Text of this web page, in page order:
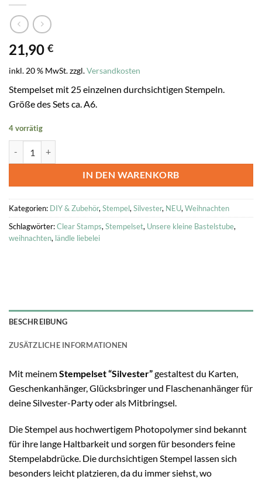
21,90 €
inkl. 20 % MwSt.zzgl.Versandkosten
Stempelset mit 25 einzelnen durchsichtigen Stempeln.
Größe des Sets ca. A6.
4 vorrätig
IN DEN WARENKORB
Kategorien: DIY & Zubehör, Stempel, Silvester, NEU, Weihnachten
Schlagwörter:Clear Stamps, Stempelset, Unsere kleine Bastelstube,
weihnachten, ländle liebelei
BESCHREIBUNG
ZUSÄTZLICHE INFORMATIONEN
Mit meinemStempelset “Silvester”gestaltest du Karten,
Geschenkanhänger, Glücksbringer und Flaschenanhänger für
deine Silvester-Party oder als Mitbringsel.
Die Stempel aus hochwertigem Photopolymer sind bekannt
für ihre lange Haltbarkeit und sorgen für besonders feine
Stempelabdrücke. Die durchsichtigen Stempel lassen sich
besonders leicht platzieren, da du immer siehst, wo